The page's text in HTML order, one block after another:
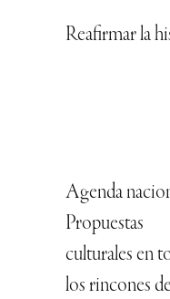
Reafirmar la
Agenda
Propuestas
culturales en
los rincones